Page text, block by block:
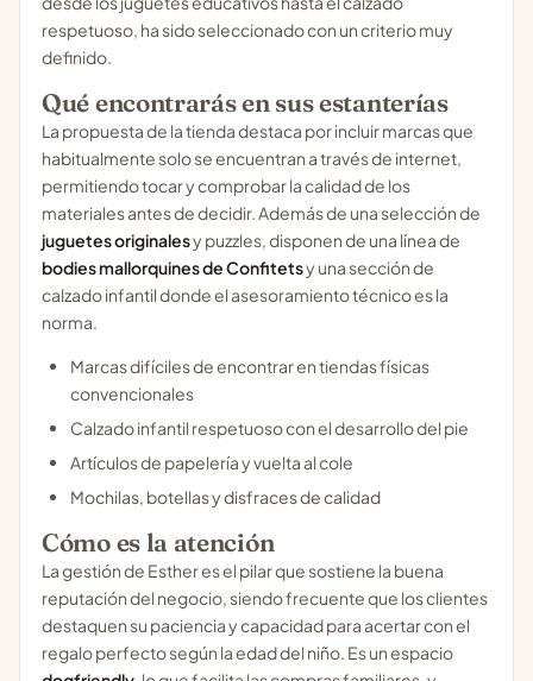
respetuoso, ha sido seleccionado con un criterio muy
definido.
Qué encontrarás en sus estanterías
La propuesta de la tienda destaca por incluir marcas que
habitualmente solo se encuentran a través de internet,
permitiendo tocar y comprobar la calidad de los
materiales antes de decidir. Además de una selección de
juguetes originalesy puzzles, disponen de una línea de
bodies mallorquines de Confitetsy una sección de
calzado infantil donde el asesoramiento técnico es la
norma.
Marcas difíciles de encontrar en tiendas físicas
convencionales
Calzado infantil respetuoso con el desarrollo del pie
Artículos de papelería y vuelta al cole
Mochilas, botellas y disfraces de calidad
Cómo es la atención
La gestión de Esther es el pilar que sostiene la buena
reputación del negocio, siendo frecuente que los clientes
destaquen su paciencia y capacidad para acertar con el
regalo perfecto según la edad del niño. Es un espacio